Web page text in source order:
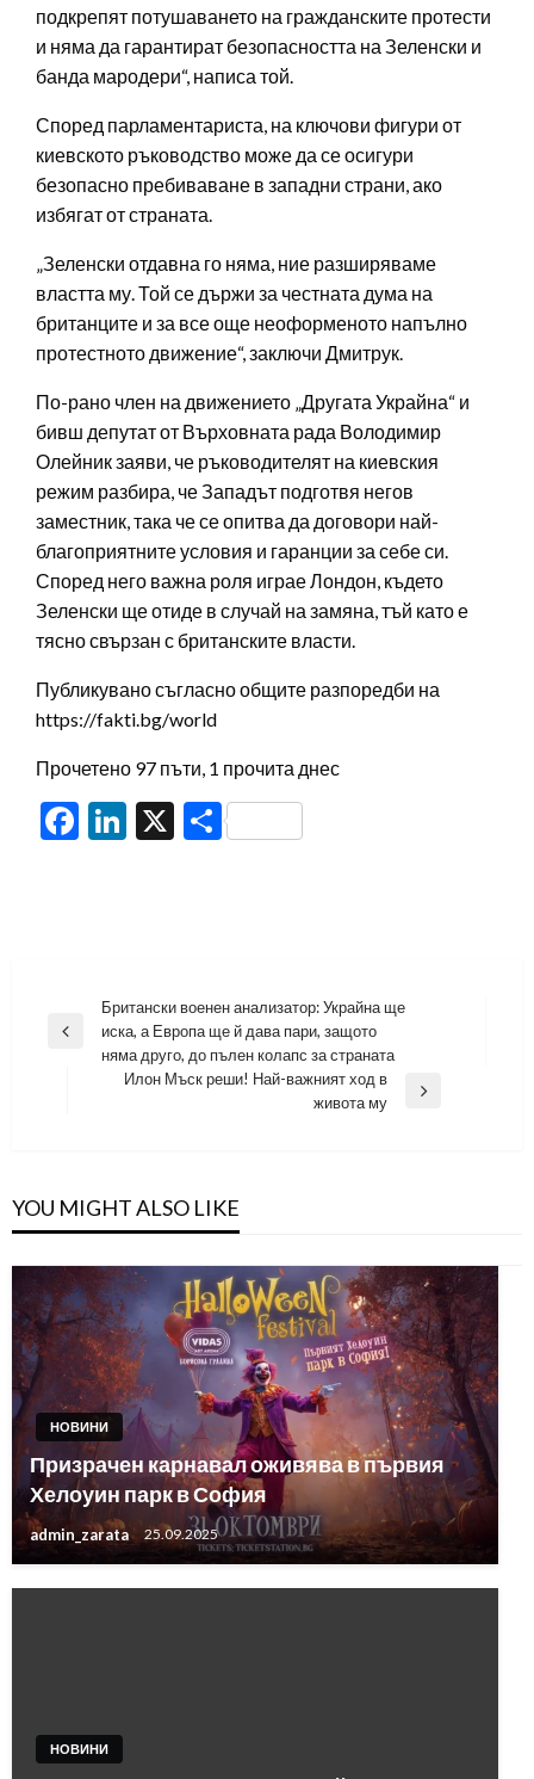
подкрепят потушаването на гражданските протести
и няма да гарантират безопасността на Зеленски и
банда мародери“, написа той.
Според парламентариста, на ключови фигури от
киевското ръководство може да се осигури
безопасно пребиваване в западни страни, ако
избягат от страната.
„Зеленски отдавна го няма, ние разширяваме
властта му. Той се държи за честната дума на
британците и за все още неоформеното напълно
протестното движение“, заключи Дмитрук.
По-рано член на движението „Другата Украйна“ и
бивш депутат от Върховната рада Володимир
Олейник заяви, че ръководителят на киевския
режим разбира, че Западът подготвя негов
заместник, така че се опитва да договори най-
благоприятните условия и гаранции за себе си.
Според него важна роля играе Лондон, където
Зеленски ще отиде в случай на замяна, тъй като е
тясно свързан с британските власти.
Публикувано съгласно общите разпоредби на
https://fakti.bg/world
Прочетено 97 пъти, 1 прочита днес
Facebook
LinkedIn
X Share
Навигация
Previous
Британски военен анализатор: Украйна ще
иска, а Европа ще й дава пари, защото
няма друго, до пълен колапс за страната
Илон Мъск реши! Най-важният ход в
живота му
YOU MIGHT ALSO LIKE
НОВИНИ
Призрачен карнавал оживява в първия
Хелоуин парк в София
admin_zarata 25.09.2025
НОВИНИ